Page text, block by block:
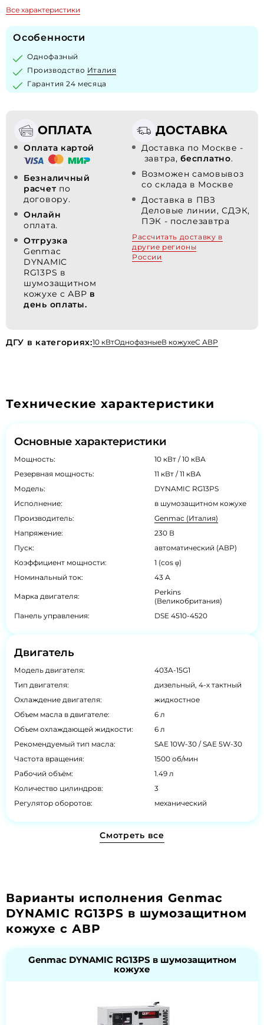
Все характеристики
Особенности
Однофазный
Производство Италия
Гарантия 24 месяца
ОПЛАТА
Оплата картой
Безналичный
расчет по
договору.
Онлайн
оплата.
Отгрузка
Genmac
DYNAMIC
RG13PS в
шумозащитном
кожухе с АВР в
день оплаты.
ДОСТАВКА
Доставка по Москве -
завтра,бесплатно.
Возможен самовывоз
со склада в Москве
Доставка в ПВЗ
Деловые линии, СДЭК,
ПЭК - послезавтра
Рассчитать доставку в
другие регионы
России
ДГУ в категориях:10 кВтОднофазныеВ кожухеС АВР
Технические характеристики
Основные характеристики
Мощность:
10 кВт / 10 кВА
Резервная мощность:
11 кВт / 11 кВА
Модель:
DYNAMIC RG13PS
Исполнение:
в шумозащитном кожухе
Производитель:
Genmac (Италия)
Напряжение:
230 В
Пуск:
автоматический (АВР)
Коэффициент мощности:
1 (cos φ)
Номинальный ток:
43 А
Марка двигателя:
Perkins
(Великобритания)
Панель управления:
DSE 4510-4520
Двигатель
Модель двигателя:
403A-15G1
Тип двигателя:
дизельный, 4-х тактный
Охлаждение двигателя:
жидкостное
Объем масла в двигателе:
6 л
Объем охлаждающей жидкости:
6 л
Рекомендуемый тип масла:
SAE 10W-30 / SAE 5W-30
Частота вращения:
1500 об/мин
Рабочий объём:
1.49 л
Количество цилиндров:
3
Регулятор оборотов:
механический
Смотреть все
Варианты исполнения Genmac
DYNAMIC RG13PS в шумозащитном
кожухе с АВР
Genmac DYNAMIC RG13PS в шумозащитном
кожухе